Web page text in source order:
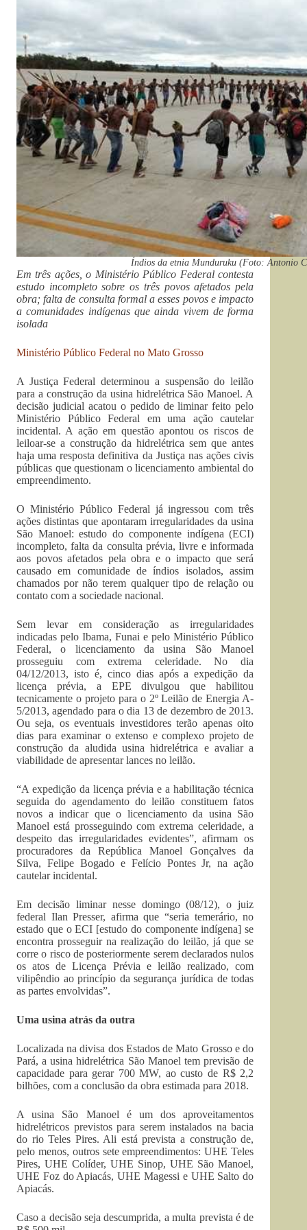
Índios da etnia Munduruku (Foto: Antonio
Em três ações, o Ministério Público Federal contesta
estudo incompleto sobre os três povos afetados pela
obra; falta de consulta formal a esses povos e impacto
a comunidades indígenas que ainda vivem de forma
isolada
Ministério Público Federal no Mato Grosso
A Justiça Federal determinou a suspensão do leilão
para a construção da usina hidrelétrica São Manoel. A
decisão judicial acatou o pedido de liminar feito pelo
Ministério Público Federal em uma ação cautelar
incidental. A ação em questão apontou os riscos de
leiloar-se a construção da hidrelétrica sem que antes
haja uma resposta definitiva da Justiça nas ações civis
públicas que questionam o licenciamento ambiental do
empreendimento.
O Ministério Público Federal já ingressou com três
ações distintas que apontaram irregularidades da usina
São Manoel: estudo do componente indígena (ECI)
incompleto, falta da consulta prévia, livre e informada
aos povos afetados pela obra e o impacto que será
causado em comunidade de índios isolados, assim
chamados por não terem qualquer tipo de relação ou
contato com a sociedade nacional.
Sem levar em consideração as irregularidades
indicadas pelo Ibama, Funai e pelo Ministério Público
Federal, o licenciamento da usina São Manoel
prosseguiu com extrema celeridade. No dia
04/12/2013, isto é, cinco dias após a expedição da
licença prévia, a EPE divulgou que habilitou
tecnicamente o projeto para o 2º Leilão de Energia A-
5/2013, agendado para o dia 13 de dezembro de 2013.
Ou seja, os eventuais investidores terão apenas oito
dias para examinar o extenso e complexo projeto de
construção da aludida usina hidrelétrica e avaliar a
viabilidade de apresentar lances no leilão.
“A expedição da licença prévia e a habilitação técnica
seguida do agendamento do leilão constituem fatos
novos a indicar que o licenciamento da usina São
Manoel está prosseguindo com extrema celeridade, a
despeito das irregularidades evidentes”, afirmam os
procuradores da República Manoel Gonçalves da
Silva, Felipe Bogado e Felício Pontes Jr, na ação
cautelar incidental.
Em decisão liminar nesse domingo (08/12), o juiz
federal Ilan Presser, afirma que “seria temerário, no
estado que o ECI [estudo do componente indígena] se
encontra prosseguir na realização do leilão, já que se
corre o risco de posteriormente serem declarados nulos
os atos de Licença Prévia e leilão realizado, com
vilipêndio ao princípio da segurança jurídica de todas
as partes envolvidas”.
Uma usina atrás da outra
Localizada na divisa dos Estados de Mato Grosso e do
Pará, a usina hidrelétrica São Manoel tem previsão de
capacidade para gerar 700 MW, ao custo de R$ 2,2
bilhões, com a conclusão da obra estimada para 2018.
A usina São Manoel é um dos aproveitamentos
hidrelétricos previstos para serem instalados na bacia
do rio Teles Pires. Ali está prevista a construção de,
pelo menos, outros sete empreendimentos: UHE Teles
Pires, UHE Colíder, UHE Sinop, UHE São Manoel,
UHE Foz do Apiacás, UHE Magessi e UHE Salto do
Apiacás.
Caso a decisão seja descumprida, a multa prevista é de